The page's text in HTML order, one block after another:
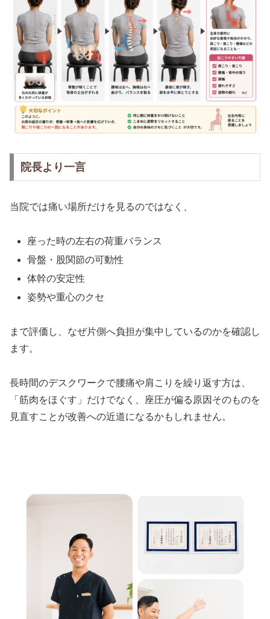
院長より一言
当院では痛い場所だけを見るのではなく、
座った時の左右の荷重バランス
骨盤・股関節の可動性
体幹の安定性
姿勢や重心のクセ
まで評価し、なぜ片側へ負担が集中しているのかを確認し
ます。
長時間のデスクワークで腰痛や肩こりを繰り返す方は、
「筋肉をほぐす」だけでなく、座圧が偏る原因そのものを
見直すことが改善への近道になるかもしれません。